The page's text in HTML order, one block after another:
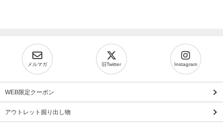
メルマガ 旧Twitter Instagram
WEB限定クーポン
アウトレット掘り出し物